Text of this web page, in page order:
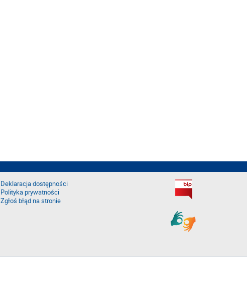
Deklaracja dostępności
Polityka prywatności
Zgłoś błąd na stronie